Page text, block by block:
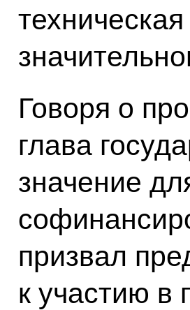
Говоря о
глава
значение
призвал
к участию в